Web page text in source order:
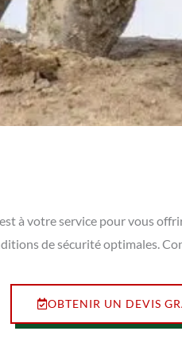
à votre service pour vous
de sécurité optimales.
OBTENIR UN DEVIS